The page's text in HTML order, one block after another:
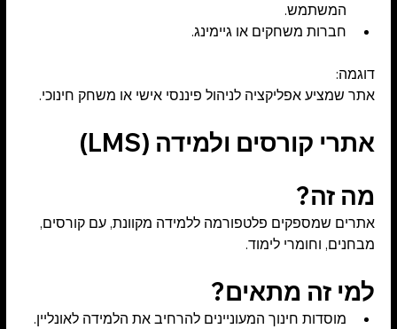
המשתמש.
חברות משחקים או גיימינג.
דוגמה:
אתר שמציע אפליקציה לניהול פיננסי אישי או משחק חינוכי.
אתרי קורסים ולמידה (LMS)
מה זה?
אתרים שמספקים פלטפורמה ללמידה מקוונת, עם קורסים,
מבחנים, וחומרי לימוד.
למי זה מתאים?
מוסדות חינוך המעוניינים להרחיב את הלמידה לאונליין.